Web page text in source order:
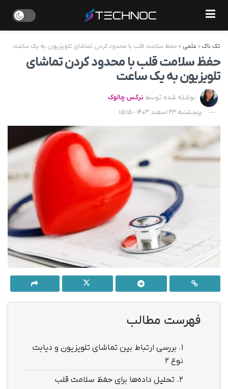
تک ناک» علمی » حفظ سلامت قلب با محدود کردن تماشای تلویزیون به یک ساعت
حفظ سلامت قلب با محدود کردن تماشای
تلویزیون به یک ساعت
نوشته شده توسط نرگس چالوک
پنجشنبه 23 اسفند 1403 - 15:15
فهرست مطالب
1. بررسی ارتباط بین تماشای تلویزیون و دیابت
نوع ۲
2. تحلیل داده‌ها برای حفظ سلامت قلب